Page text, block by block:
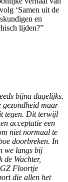
‘Samen uit de
en
lijden?”
bijna dagelijks.
gezondheid maar
tegen. Dit terwijl
acceptatie een
niet normaal te
doorbreken. In
we langs bij
de Wachter,
Floortje
die allen het